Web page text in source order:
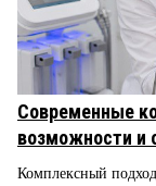
Современные
возможности и
Комплексный